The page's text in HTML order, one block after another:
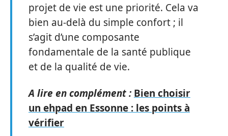
projet de vie est une priorité. Cela va
bien au-delà du simple confort ; il
s’agit d’une composante
fondamentale de la santé publique
et de la qualité de vie.
A lire en complément : Bien choisir
un ehpad en Essonne : les points à
vérifier